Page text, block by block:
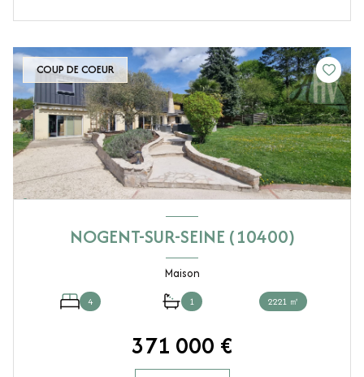
COUP DE COEUR
NOGENT-SUR-SEINE (10400)
Maison
4 1 2221 ㎡
371 000 €